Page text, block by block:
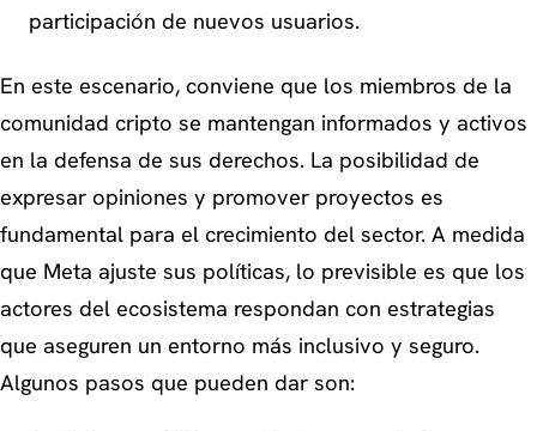
participación de nuevos usuarios.
En este escenario, conviene que los miembros de la
comunidad cripto se mantengan informados y activos
en la defensa de sus derechos. La posibilidad de
expresar opiniones y promover proyectos es
fundamental para el crecimiento del sector. A medida
que Meta ajuste sus políticas, lo previsible es que los
actores del ecosistema respondan con estrategias
que aseguren un entorno más inclusivo y seguro.
Algunos pasos que pueden dar son: